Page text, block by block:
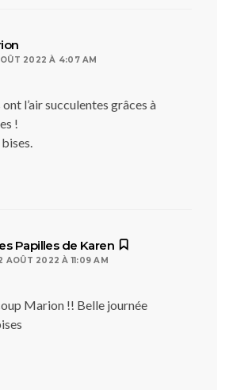
2022 À 4:07 AM
l’air succulentes grâces à
!
Papilles de Karen
AOÛT 2022 À 11:09 AM
Marion !! Belle journée